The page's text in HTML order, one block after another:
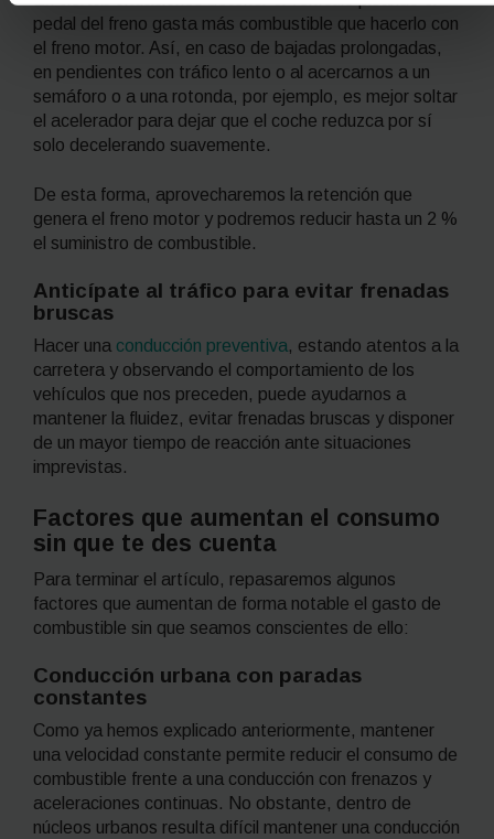
pedal del freno gasta más combustible que hacerlo con
el freno motor. Así, en caso de bajadas prolongadas,
en pendientes con tráfico lento o al acercarnos a un
semáforo o a una rotonda, por ejemplo, es mejor soltar
el acelerador para dejar que el coche reduzca por sí
solo decelerando suavemente.
De esta forma, aprovecharemos la retención que
genera el freno motor y podremos reducir hasta un 2 %
el suministro de combustible.
Anticípate al tráfico para evitar frenadas
bruscas
Hacer una conducción preventiva, estando atentos a la
carretera y observando el comportamiento de los
vehículos que nos preceden, puede ayudarnos a
mantener la fluidez, evitar frenadas bruscas y disponer
de un mayor tiempo de reacción ante situaciones
imprevistas.
Factores que aumentan el consumo
sin que te des cuenta
Para terminar el artículo, repasaremos algunos
factores que aumentan de forma notable el gasto de
combustible sin que seamos conscientes de ello:
Conducción urbana con paradas
constantes
Como ya hemos explicado anteriormente, mantener
una velocidad constante permite reducir el consumo de
combustible frente a una conducción con frenazos y
aceleraciones continuas. No obstante, dentro de
núcleos urbanos resulta difícil mantener una conducción